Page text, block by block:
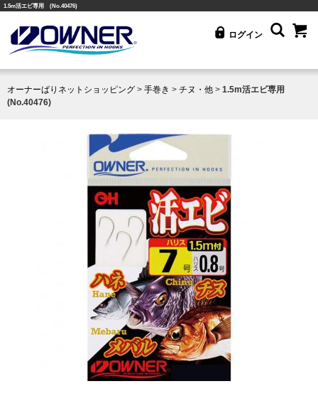
1.5m活エビ専用 (No.40476)
ログイン
オーナーばりネットショッピング > 手巻き > チヌ・他 > 1.5m活エビ専用
(No.40476)